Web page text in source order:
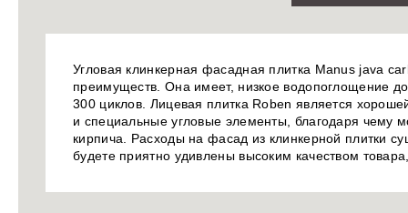
Угловая клинкерная фасадная плитка Manus java
преимуществ. Она имеет, низкое водопоглощение
300 циклов. Лицевая плитка Roben является
и специальные угловые элементы, благодаря чему
кирпича. Расходы на фасад из клинкерной плитки
будете приятно удивлены высоким качеством